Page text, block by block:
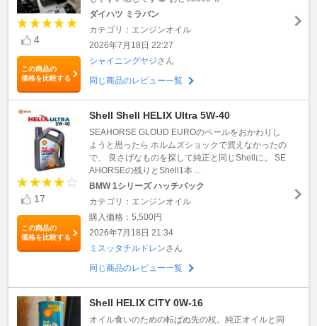
4
この商品の
価格を比較する
ダイハツ ミラバン
カテゴリ：エンジンオイル
2026年7月18日 22:27
シャイニングヤジさん
同じ商品のレビュー一覧
17
この商品の
価格を比較する
Shell Shell HELIX Ultra 5W-40
SEAHORSE GLOUD EUROのペールをおかわりし
ようと思ったら ホルムズショックで買えなかったの
で、 良さげなものを探して純正と同じShellに。 SE
AHORSEの残りとShell1本 ...
BMW 1シリーズ ハッチバック
カテゴリ：エンジンオイル
購入価格：5,500円
2026年7月18日 21:34
ミスッタチルドレンさん
同じ商品のレビュー一覧
Shell HELIX CITY 0W-16
オイル食いのための転ばぬ先の杖。純正オイルと同